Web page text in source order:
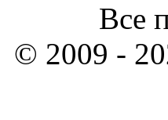
Все
© 2009 -